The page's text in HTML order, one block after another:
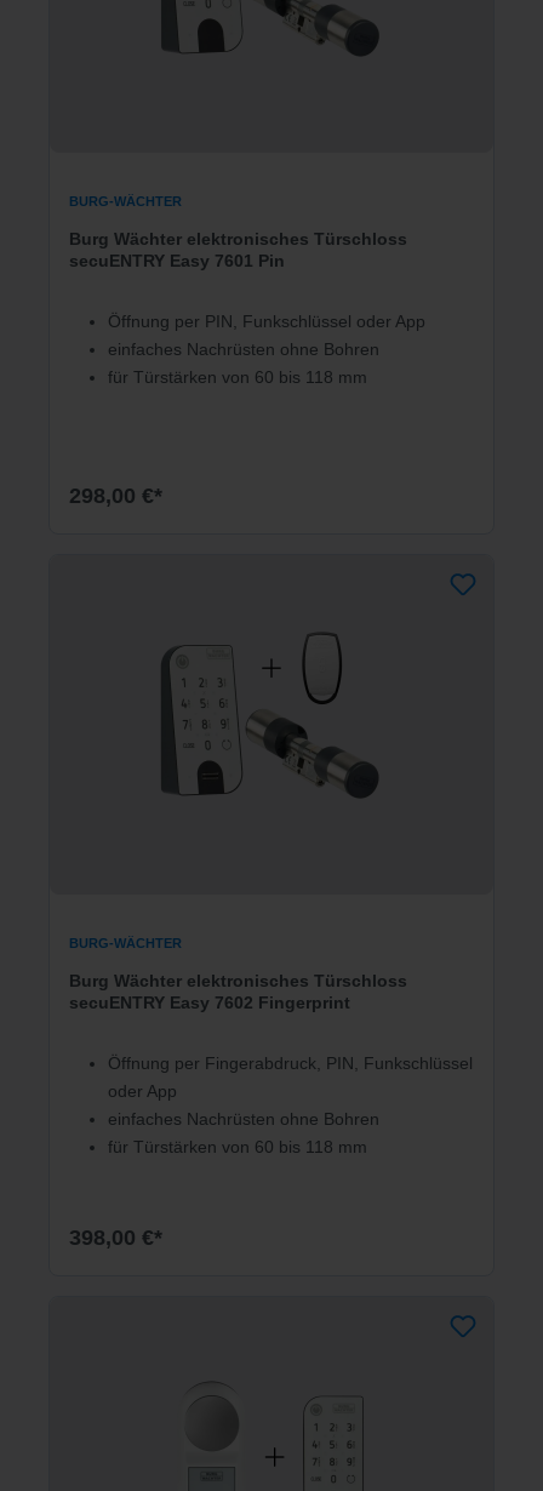
BURG-WÄCHTER
Burg Wächter elektronisches Türschloss
secuENTRY Easy 7601 Pin
Öffnung per PIN, Funkschlüssel oder App
einfaches Nachrüsten ohne Bohren
für Türstärken von 60 bis 118 mm
298,00 €*
BURG-WÄCHTER
Burg Wächter elektronisches Türschloss
secuENTRY Easy 7602 Fingerprint
Öffnung per Fingerabdruck, PIN, Funkschlüssel
oder App
einfaches Nachrüsten ohne Bohren
für Türstärken von 60 bis 118 mm
398,00 €*